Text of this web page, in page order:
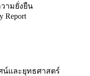
ามยั่งยืน
Report
น์และยุทธศาสตร์